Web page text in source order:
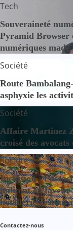
Tech
Souveraineté
Pyramid Browser
numériques
Société
Route
asphyxie les
Société
Affaire Martinez
croisé des avocats
Société
Inclusion :
militent en faveur
hôtellerie-
Contactez-nous